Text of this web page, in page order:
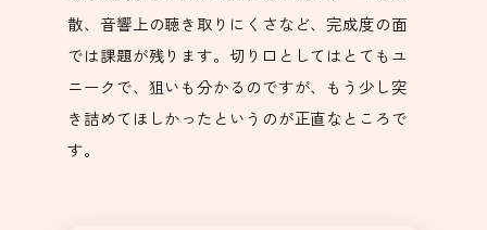
散、音響上の聴き取りにくさなど、完成度の面
では課題が残ります。切り口としてはとてもユ
ニークで、狙いも分かるのですが、もう少し突
き詰めてほしかったというのが正直なところで
す。